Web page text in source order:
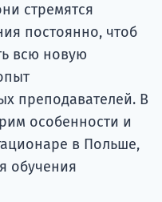
стремятся
постоянно, чтоб
всю новую
преподавателей. В
особенности и
в Польше,
обучения